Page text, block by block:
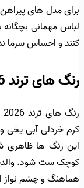
برای مدل های
لباس مهمانی
کنند و احساس سرما
رنگ های ترند 2026 در لباس مهمانی بچگانه
کرم خردلی آبی یخی
این رنگ ها ظاهری
کوچک ست شود.
هماهنگ و چشم نواز